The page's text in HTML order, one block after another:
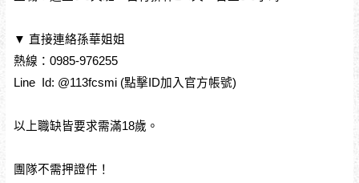
▼ 直接連絡孫華姐姐
熱線：0985-976255
Line Id: @113fcsmi (點擊ID加入官方帳號)
以上職缺皆要求需滿18歲。
團隊不需押證件！